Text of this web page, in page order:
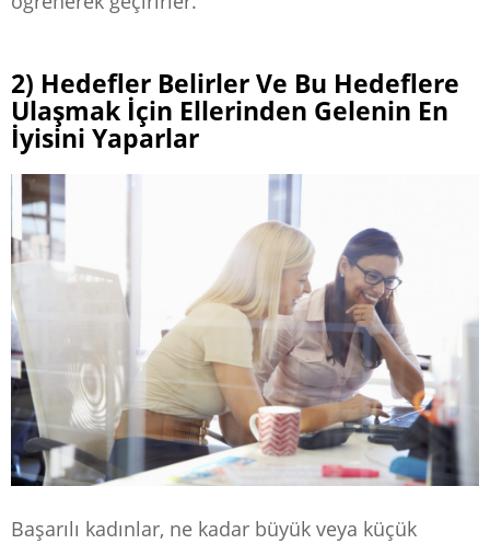
2) Hedefler Belirler Ve Bu Hedeflere
Ulaşmak İçin Ellerinden Gelenin En
İyisini Yaparlar
Başarılı kadınlar, ne kadar büyük veya küçük